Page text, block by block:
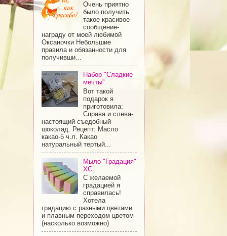
Очень приятно
было получить
такое красивое
сообщение-
награду от моей любимой
Оксаночки Небольшие
правила и обязанности для
получивши...
Набор "Сладкие
мечты"
Вот такой
подарок я
приготовила:
Справа и слева-
настоящий съедобный
шоколад. Рецепт: Масло
какао-5 ч.л. Какао
натуральный тертый...
Мыло "Градация"
ХС
С желаемой
градацией я
справилась!
Хотела
градацию с разными цветами
и плавным переходом цветом
(насколько возможно)